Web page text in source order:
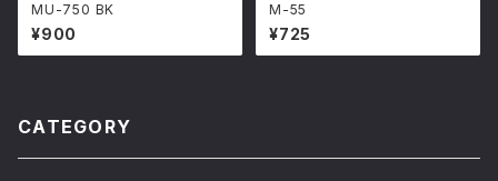
MU-750 BK
¥900
M-55
¥725
CATEGORY